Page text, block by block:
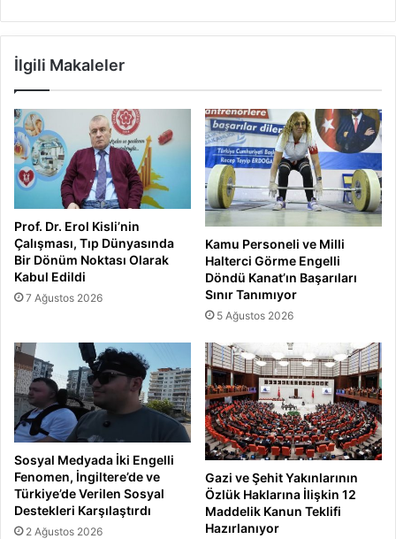
İlgili Makaleler
Prof. Dr. Erol Kisli’nin
Çalışması, Tıp Dünyasında
Bir Dönüm Noktası Olarak
Kabul Edildi
7 Ağustos 2026
Kamu Personeli ve Milli
Halterci Görme Engelli
Döndü Kanat’ın Başarıları
Sınır Tanımıyor
5 Ağustos 2026
Sosyal Medyada İki Engelli
Fenomen, İngiltere’de ve
Türkiye’de Verilen Sosyal
Destekleri Karşılaştırdı
2 Ağustos 2026
Gazi ve Şehit Yakınlarının
Özlük Haklarına İlişkin 12
Maddelik Kanun Teklifi
Hazırlanıyor